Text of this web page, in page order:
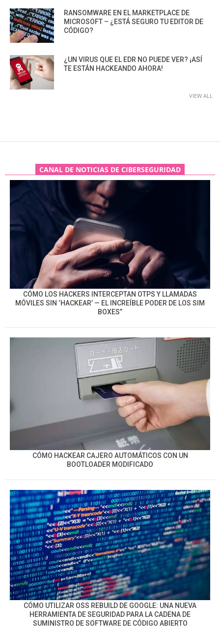
RANSOMWARE EN EL MARKETPLACE DE
MICROSOFT – ¿ESTÁ SEGURO TU EDITOR DE
CÓDIGO?
¿UN VIRUS QUE EL EDR NO PUEDE VER? ¡ASÍ
TE ESTÁN HACKEANDO AHORA!
VIEW ALL
CANAL DE NOTICIAS DE CIBERSEGURIDAD
CÓMO LOS HACKERS INTERCEPTAN OTPS Y LLAMADAS
MÓVILES SIN ‘HACKEAR’ — EL INCREÍBLE PODER DE LOS SIM
BOXES”
CÓMO HACKEAR CAJERO AUTOMÁTICOS CON UN
BOOTLOADER MODIFICADO
CÓMO UTILIZAR OSS REBUILD DE GOOGLE: UNA NUEVA
HERRAMIENTA DE SEGURIDAD PARA LA CADENA DE
SUMINISTRO DE SOFTWARE DE CÓDIGO ABIERTO